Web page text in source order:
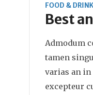
FOOD &
Best
Admodum
tamen
varias an
excepteur